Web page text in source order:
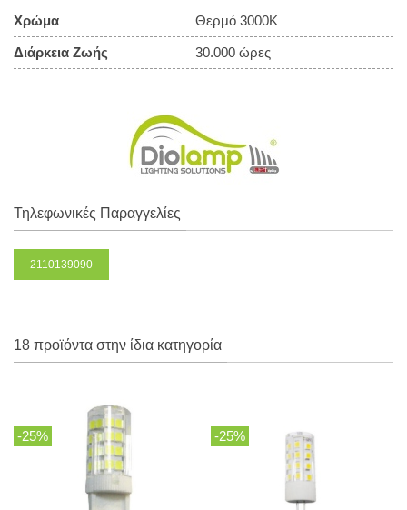
Χρώμα Θερμό 3000Κ
Διάρκεια Ζωής 30.000 ώρες
Τηλεφωνικές Παραγγελίες
2110139090
18 προϊόντα στην ίδια κατηγορία
-25% -25%